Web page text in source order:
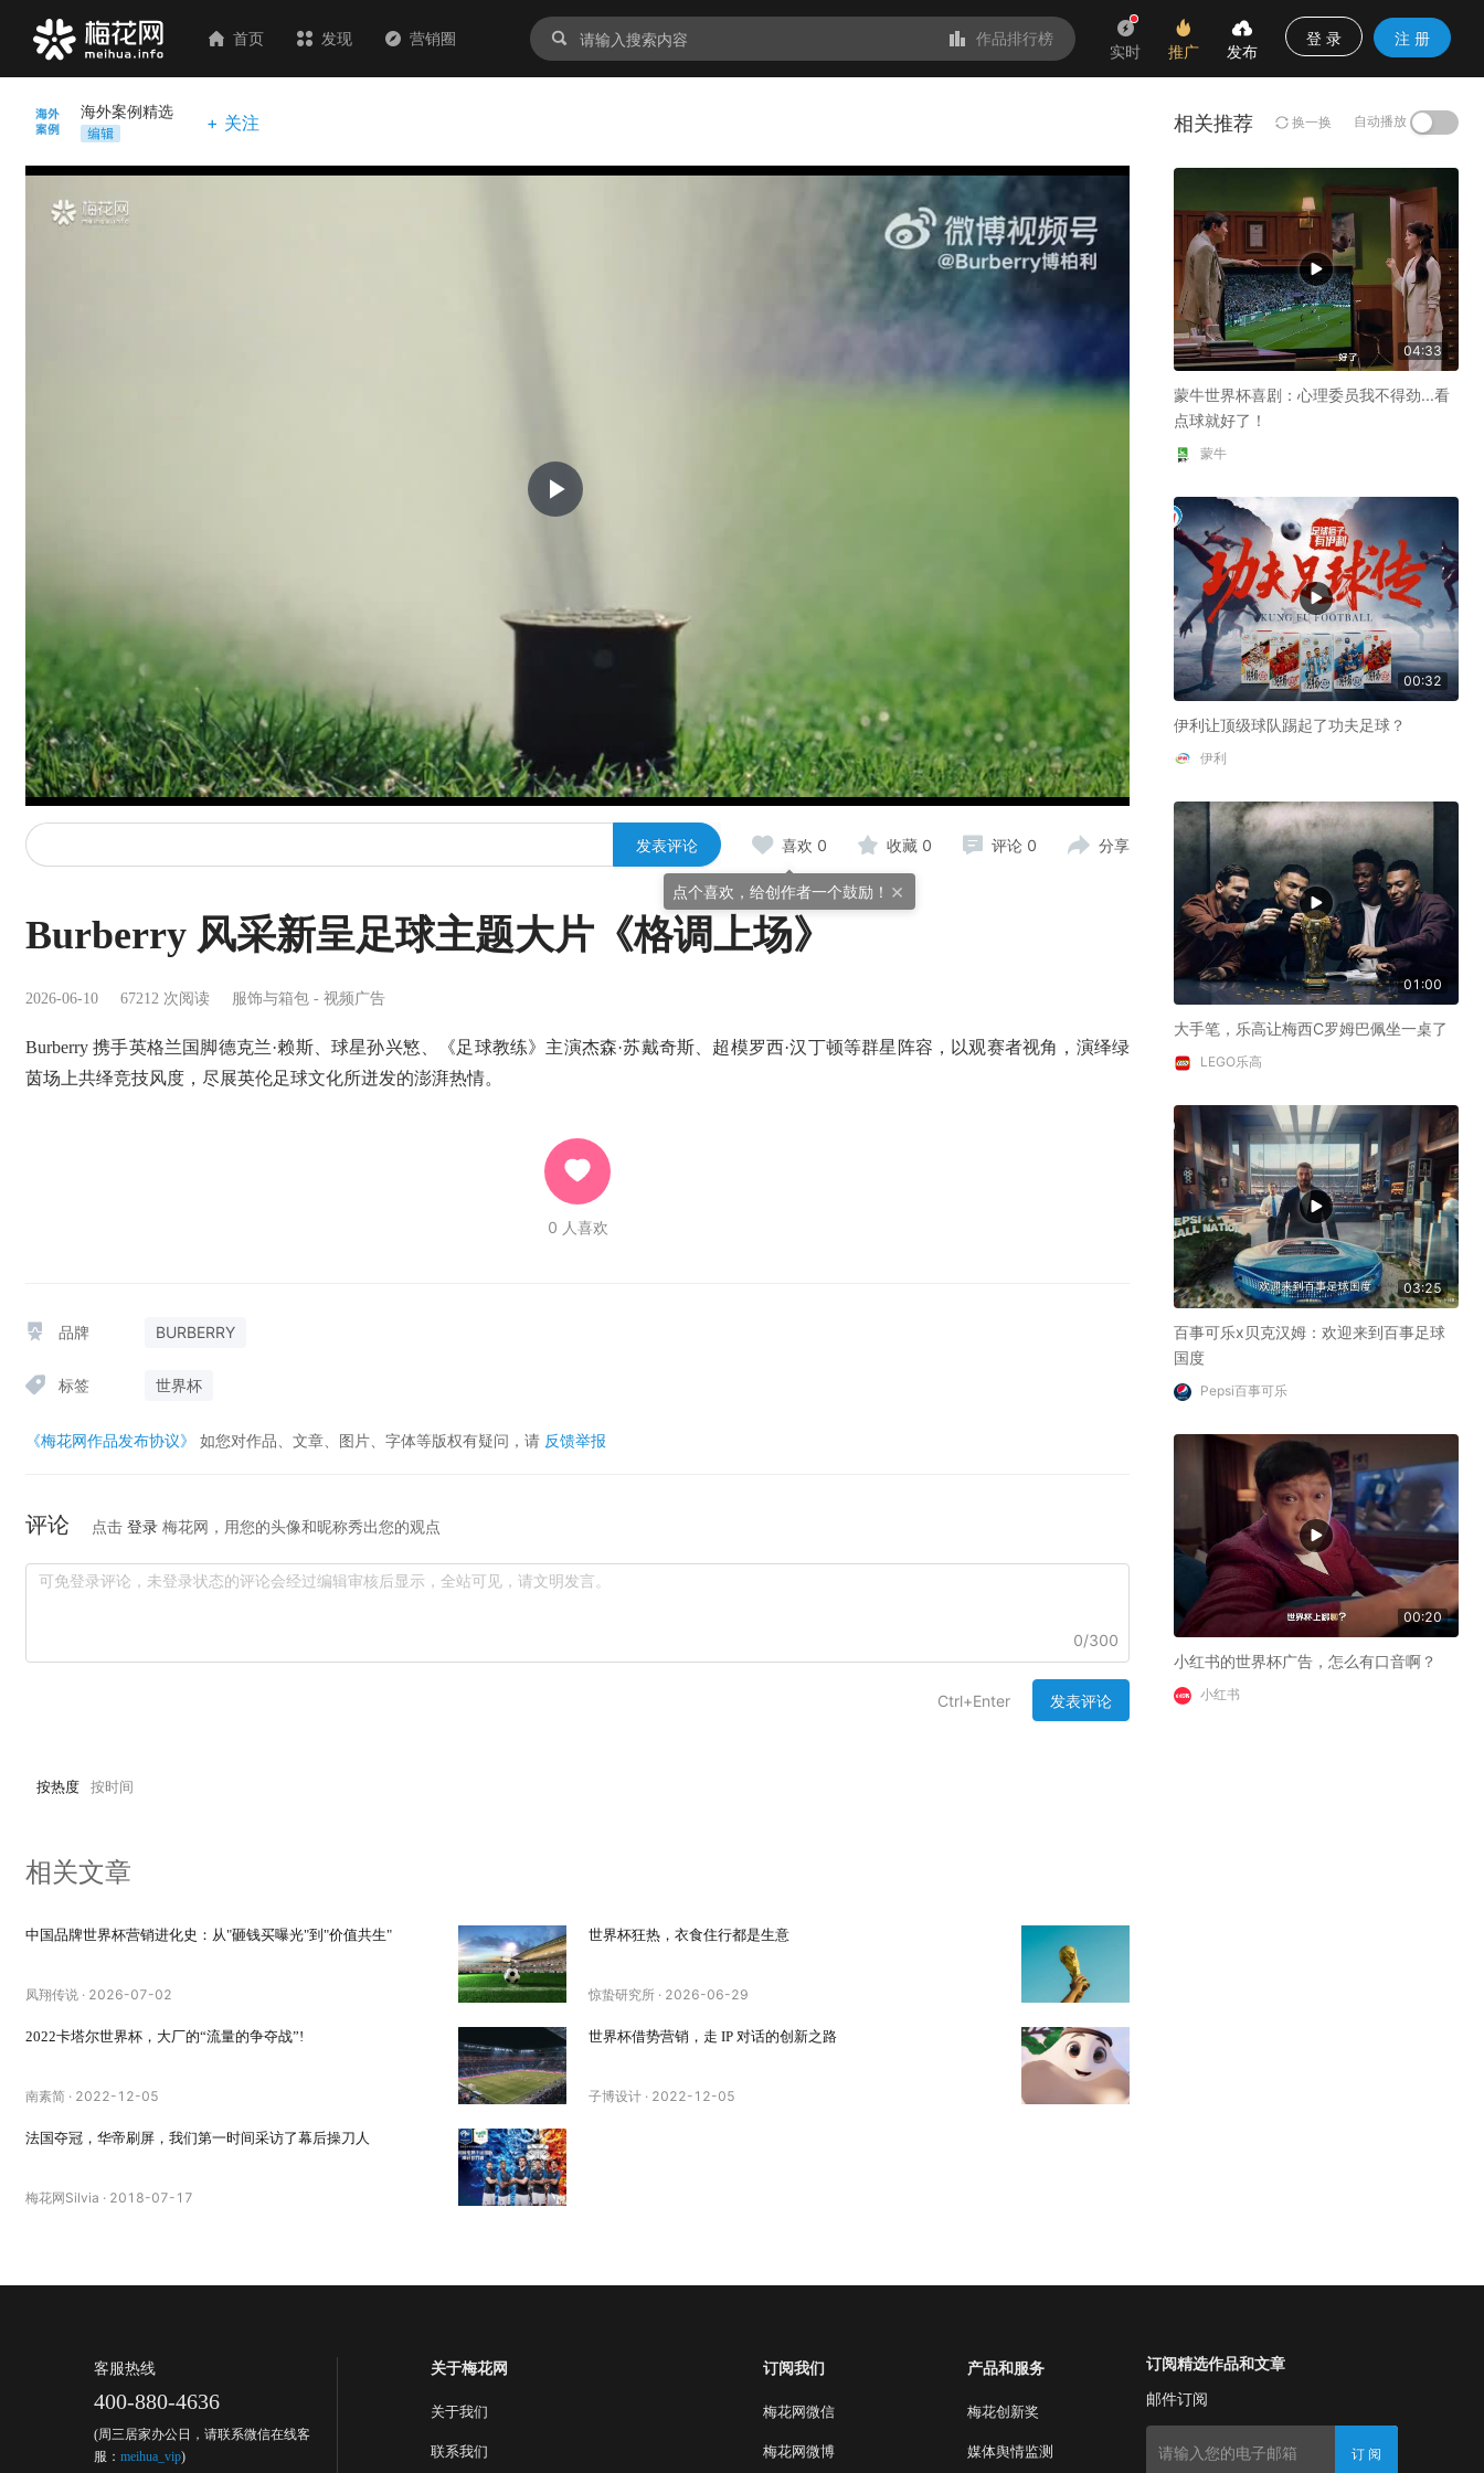
首页 发现 营销圈 作品排行榜
实时 推广 发布
登 录 注 册
海外案例精选
+ 关注
Play
发表评论 喜欢 0 收藏 0 评论 0 分享
点个喜欢，给创作者一个鼓励！ ×
Burberry 风采新呈足球主题大片《格调上场》
2026-06-10 67212 次阅读 服饰与箱包 - 视频广告
Burberry 携手英格兰国脚德克兰·赖斯、球星孙兴慜、《足球教练》主演杰森·苏戴奇斯、超模罗西·汉丁顿等群星阵容，以观赛者视角，演绎绿
茵场上共绎竞技风度，尽展英伦足球文化所迸发的澎湃热情。
0 人喜欢
品牌 BURBERRY
标签 世界杯
《梅花网作品发布协议》 如您对作品、文章、图片、字体等版权有疑问，请 反馈举报
评论 点击 登录 梅花网，用您的头像和昵称秀出您的观点
0/300
Ctrl+Enter 发表评论
按热度 按时间
相关文章
中国品牌世界杯营销进化史：从"砸钱买曝光"到"价值共生"
凤翔传说 · 2026-07-02
世界杯狂热，衣食住行都是生意
惊蛰研究所 · 2026-06-29
2022卡塔尔世界杯，大厂的“流量的争夺战”!
南素简 · 2022-12-05
世界杯借势营销，走 IP 对话的创新之路
子博设计 · 2022-12-05
法国夺冠，华帝刷屏，我们第一时间采访了幕后操刀人
梅花网Silvia · 2018-07-17
相关推荐 换一换 自动播放
04:33
蒙牛世界杯喜剧：心理委员我不得劲...看
点球就好了！
蒙牛
00:32
伊利让顶级球队踢起了功夫足球？
伊利
01:00
大手笔，乐高让梅西C罗姆巴佩坐一桌了
LEGO乐高
03:25
百事可乐x贝克汉姆：欢迎来到百事足球
国度
Pepsi百事可乐
00:20
小红书的世界杯广告，怎么有口音啊？
小红书
客服热线
400-880-4636
(周三居家办公日，请联系微信在线客
服： meihua_vip)
关于梅花网
关于我们
联系我们
订阅我们
梅花网微信
梅花网微博
产品和服务
梅花创新奖
媒体舆情监测
订阅精选作品和文章
邮件订阅
订 阅